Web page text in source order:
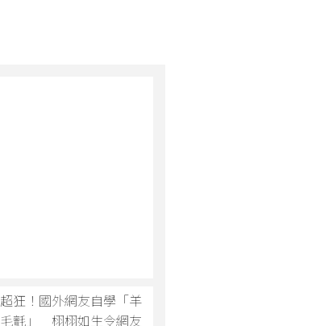
超狂！國外網友自學「羊
毛氈」 栩栩如生令網友